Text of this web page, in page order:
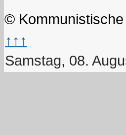
©
↑↑↑
Samstag, 08.